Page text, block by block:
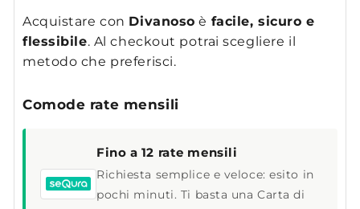
Acquistare con Divanoso è facile, sicuro e
flessibile. Al checkout potrai scegliere il
metodo che preferisci.
Comode rate mensili
Fino a 12 rate mensili
Richiesta semplice e veloce: esito in
pochi minuti. Ti basta una Carta di